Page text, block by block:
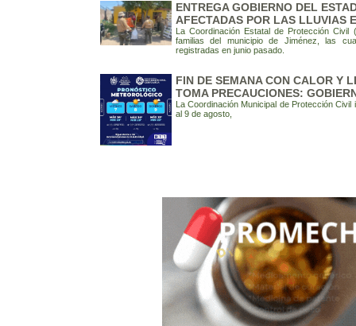
ENTREGA GOBIERNO DEL
AFECTADAS POR LAS LLUVIAS
La Coordinación Estatal de Protección
familias del municipio de Jiménez, las
registradas en junio pasado.
FIN DE SEMANA CON CALOR Y
TOMA PRECAUCIONES:
La Coordinación Municipal de Protección
al 9 de agosto,